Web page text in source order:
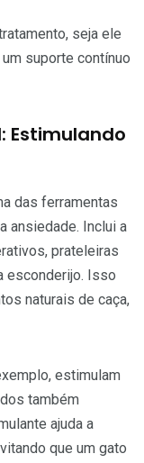
seja ele
suporte contínuo
Estimulando
das ferramentas
ansiedade. Inclui a
prateleiras
esconderijo. Isso
naturais de caça,
estimulam
também
ajuda a
que um gato